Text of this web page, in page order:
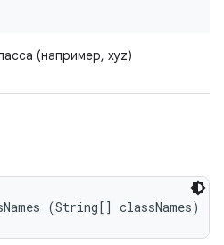
(например, xyz)
(String[] classNames)